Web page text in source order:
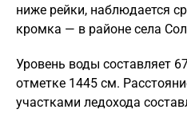
ниже рейки, наблюдается
кромка — в районе села
Уровень воды составляет
отметке 1445 см.
участками ледохода